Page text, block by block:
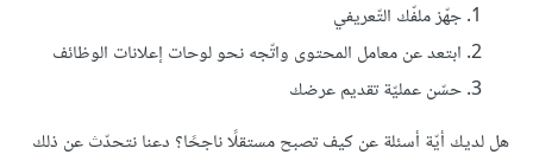
جهّز ملفّك التّعريفي
ابتعد عن معامل المحتوى واتّجه نحو لوحات إعلانات الوظائف
حسّن عمليّة تقديم عرضك
هل لديك أيّة أسئلة عن كيف تصبح مستقلًا ناجحًا؟ دعنا نتحدّث عن ذلك